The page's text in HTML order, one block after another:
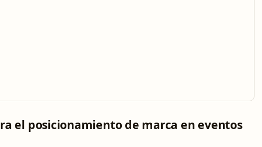
el posicionamiento de marca en eventos